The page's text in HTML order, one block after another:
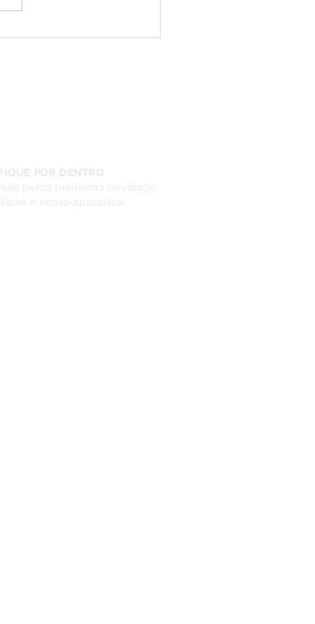
FIQUE POR DENTRO
Não perca nenhuma novidade.
Baixe o nosso aplicativo.